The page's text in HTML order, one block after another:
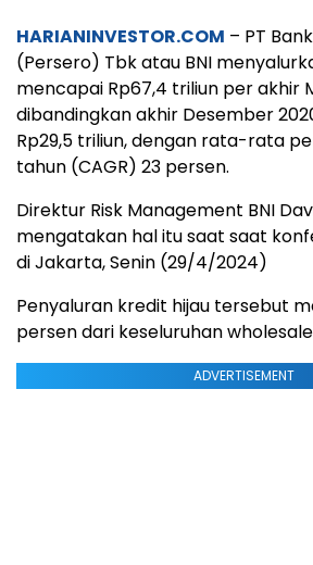
HARIANINVESTOR.COM – PT
(Persero) Tbk atau BNI
mencapai Rp67,4 triliun per akhir
dibandingkan akhir Desember
Rp29,5 triliun, dengan rata-rata
tahun (CAGR) 23 persen.
Direktur Risk Management BNI
mengatakan hal itu saat saat
di Jakarta, Senin (29/4/2024)
Penyaluran kredit hijau tersebut
persen dari keseluruhan
ADVERTISEMENT